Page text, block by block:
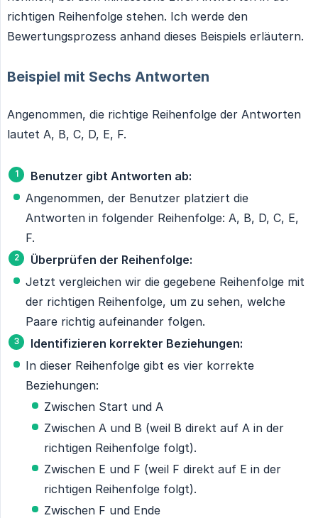
richtigen Reihenfolge stehen. Ich werde den
Bewertungsprozess anhand dieses Beispiels erläutern.
Beispiel mit Sechs Antworten
Angenommen, die richtige Reihenfolge der Antworten
lautet A, B, C, D, E, F.
Benutzer gibt Antworten ab:
Angenommen, der Benutzer platziert die
Antworten in folgender Reihenfolge: A, B, D, C, E,
F.
Überprüfen der Reihenfolge:
Jetzt vergleichen wir die gegebene Reihenfolge mit
der richtigen Reihenfolge, um zu sehen, welche
Paare richtig aufeinander folgen.
Identifizieren korrekter Beziehungen:
In dieser Reihenfolge gibt es vier korrekte
Beziehungen:
Zwischen Start und A
Zwischen A und B (weil B direkt auf A in der
richtigen Reihenfolge folgt).
Zwischen E und F (weil F direkt auf E in der
richtigen Reihenfolge folgt).
Zwischen F und Ende